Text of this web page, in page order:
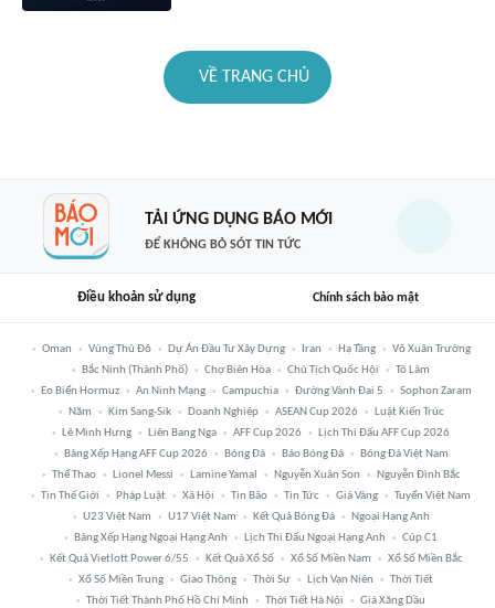
VỀ TRANG CHỦ
TẢI ỨNG DỤNG BÁO MỚI
ĐỂ KHÔNG BỎ SÓT TIN TỨC
Điều khoản sử dụng Chính sách bảo mật
Oman Vùng Thủ Đô Dự Án Đầu Tư Xây Dựng Iran Hạ Tầng
Võ Xuân Trường
Bắc Ninh (thành Phố)
Chợ Biên Hòa Chủ Tịch Quốc Hội
Tô Lâm
Eo Biển Hormuz
An Ninh Mạng Campuchia Đường Vành Đai 5
Sophon Zaram
Năm
Kim Sang-Sik Doanh Nghiệp ASEAN Cup 2026
Luật Kiến Trúc
Lê Minh Hưng
Liên Bang Nga AFF Cup 2026
Lịch Thi Đấu AFF Cup 2026
Bảng Xếp Hạng AFF Cup 2026
Bóng Đá Báo Bóng Đá
Bóng Đá Việt Nam
Thể Thao
Lionel Messi Lamine Yamal Nguyễn Xuân Son
Nguyễn Đình Bắc
Tin Thế Giới
Pháp Luật Xã Hội Tin Bão Tin Tức Giá Vàng
Tuyển Việt Nam
U23 Việt Nam
U17 Việt Nam Kết Quả Bóng Đá
Ngoại Hạng Anh
Bảng Xếp Hạng Ngoại Hạng Anh
Lịch Thi Đấu Ngoại Hạng Anh
Cúp C1
Kết Quả Vietlott Power 6/55
Kết Quả Xổ Số Xổ Số Miền Nam
Xổ Số Miền Bắc
Xổ Số Miền Trung
Giao Thông Thời Sự Lịch Vạn Niên
Thời Tiết
Thời Tiết Thành Phố Hồ Chí Minh
Thời Tiết Hà Nội Giá Xăng Dầu